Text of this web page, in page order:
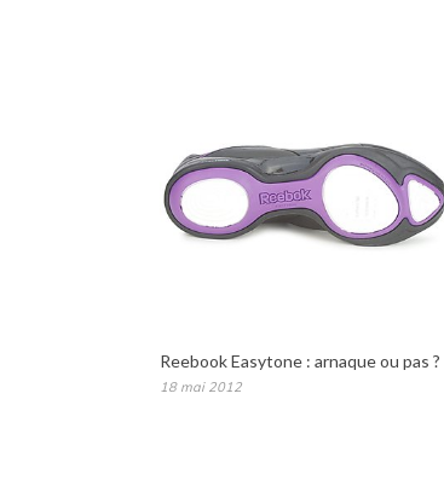
Reebook Easytone : arnaque ou pas ?
18 mai 2012